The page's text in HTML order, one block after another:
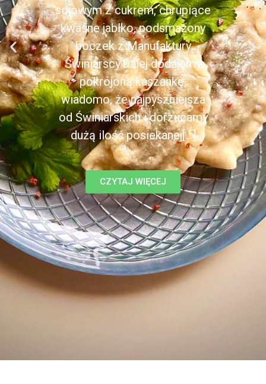
sojowym z cukrem, chrupiące
kwaśne jabłko, podsmażony
boczek z Manufaktury
Świniarscy.Dalej dodajemy
pokrojoną kaszankę,
wiadomo, że najpyszniejsza
od Świniarskich i dorzucamy
dużą ilość posiekanej[...]
CZYTAJ WIĘCEJ